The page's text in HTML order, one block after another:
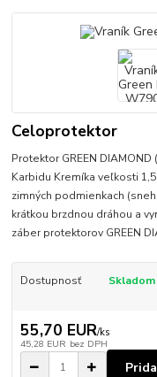
Celoprotektor
Protektor GREEN
Karbidu Kremíka veľkosti
zimných podmienkach
krátkou brzdnou dráhou a
záber protektorov GREEN
Dostupnosť Skladom
55,70 EUR/ks
45,28 EUR bez DPH